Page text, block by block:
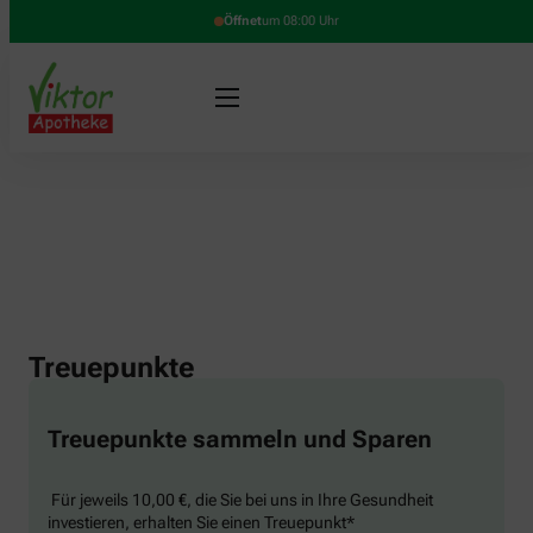
Öffnetum 08:00 Uhr
Treuepunkte
Treuepunkte sammeln und Sparen
Für jeweils 10,00 €, die Sie bei uns in Ihre Gesundheit
investieren, erhalten Sie einen Treuepunkt*